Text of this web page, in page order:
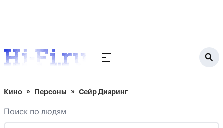
Кино Персоны Сейр Диаринг
Поиск по людям